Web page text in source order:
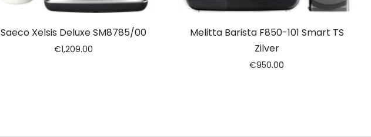
Saeco Xelsis Deluxe SM8785/00
€1,209.00
Melitta Barista F850-101 Smart TS
Zilver
€950.00